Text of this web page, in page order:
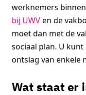
werknemers
bij UWVen de
moet dan met de
sociaal plan. U
ontslag van enkele
Wat staat er